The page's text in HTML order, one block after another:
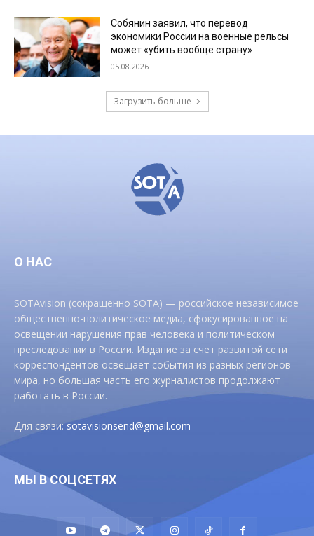
Собянин заявил, что перевод
экономики России на военные рельсы
может «убить вообще страну»
05.08.2026
Загрузить больше
О НАС
SOTAvision (сокращенно SOTA) — российское независимое
общественно-политическое медиа, сфокусированное на
освещении нарушения прав человека и политическом
преследовании в России. Издание за счет развитой сети
корреспондентов освещает события из разных регионов
мира, но большая часть его журналистов продолжают
работать в России.
Для связи:sotavisionsend@gmail.com
МЫ В СОЦСЕТЯХ